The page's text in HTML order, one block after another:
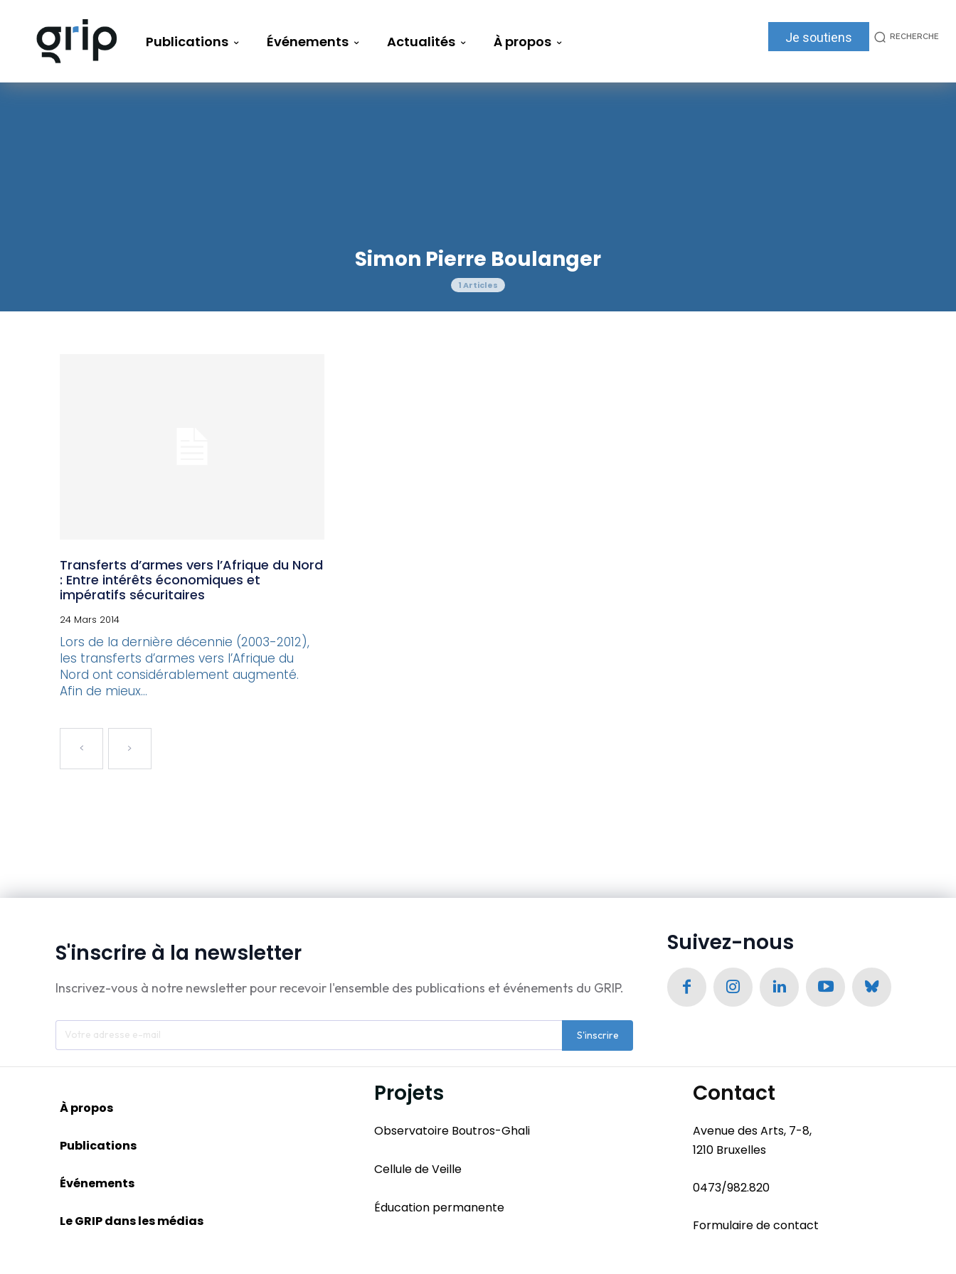
Publications Événements Actualités À propos Je soutiens RECHERCHE
Simon Pierre Boulanger
1 Articles
Transferts d’armes vers l’Afrique du Nord
: Entre intérêts économiques et
impératifs sécuritaires
24 Mars 2014
Lors de la dernière décennie (2003-2012),
les transferts d’armes vers l’Afrique du
Nord ont considérablement augmenté.
Afin de mieux...
S'inscrire à la newsletter
Inscrivez-vous à notre newsletter pour recevoir l'ensemble des publications et événements du GRIP.
S'inscrire
Suivez-nous
À propos
Publications
Événements
Le GRIP dans les médias
Projets
Observatoire Boutros-Ghali
Cellule de Veille
Éducation permanente
Contact
Avenue des Arts, 7-8,
1210 Bruxelles
0473/982.820
Formulaire de contact